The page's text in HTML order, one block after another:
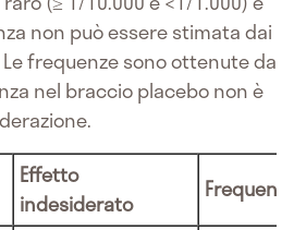
non può essere stimata dai
frequenze sono ottenute da
nel braccio placebo non è
Effetto
indesiderato